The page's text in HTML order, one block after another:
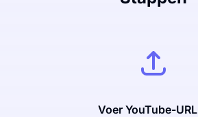
Voer YouTube-